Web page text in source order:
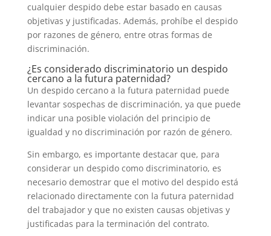
cualquier despido debe estar basado en causas
objetivas y justificadas. Además, prohíbe el despido
por razones de género, entre otras formas de
discriminación.
¿Es considerado discriminatorio un despido
cercano a la futura paternidad?
Un despido cercano a la futura paternidad puede
levantar sospechas de discriminación, ya que puede
indicar una posible violación del principio de
igualdad y no discriminación por razón de género.
Sin embargo, es importante destacar que, para
considerar un despido como discriminatorio, es
necesario demostrar que el motivo del despido está
relacionado directamente con la futura paternidad
del trabajador y que no existen causas objetivas y
justificadas para la terminación del contrato.